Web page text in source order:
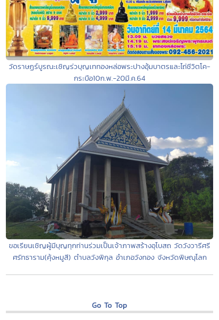
วัดราษฏร์บูรณะเชิญร่วบุญเททองหล่อพระปางอุ้มบาตรและไถ่ชีวิตโค-
กระบือ10ก.พ.-20มี.ค.64
ขอเรียนเชิญผู้มีบุญทุกท่านร่วมเป็นเจ้าภาพสร้างอุโบสถ วัดวังวารีศรี
ศรัทธาราม(คุ้งหมูสี) ตำบลวังพิกุล อำเภอวังทอง จังหวัดพิษณุโลก
Go To Top